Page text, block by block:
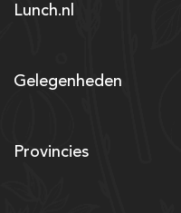
Lunch.nl
Gelegenheden
Provincies